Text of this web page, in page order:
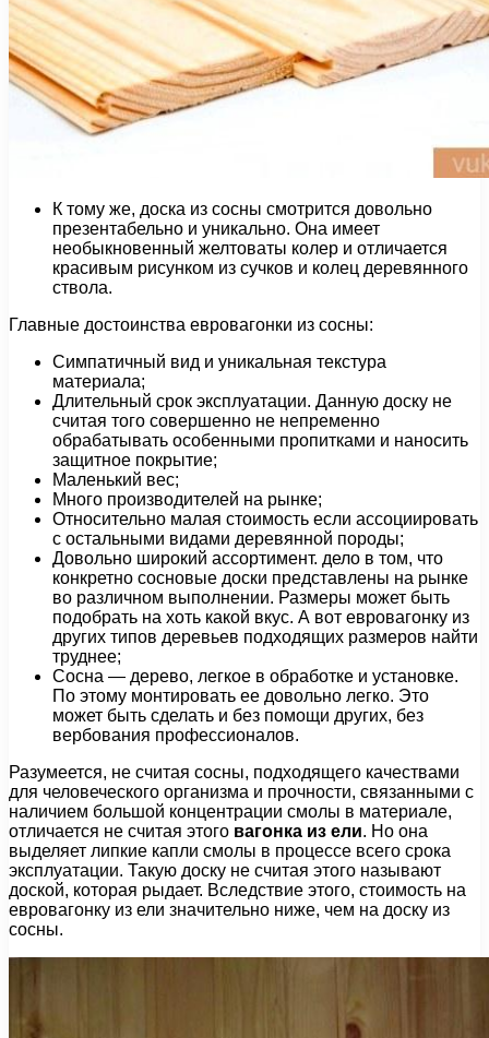
К тому же, доска из сосны смотрится довольно
презентабельно и уникально. Она имеет
необыкновенный желтоваты колер и отличается
красивым рисунком из сучков и колец деревянного
ствола.
Главные достоинства евровагонки из сосны:
Симпатичный вид и уникальная текстура
материала;
Длительный срок эксплуатации. Данную доску не
считая того совершенно не непременно
обрабатывать особенными пропитками и наносить
защитное покрытие;
Маленький вес;
Много производителей на рынке;
Относительно малая стоимость если ассоциировать
с остальными видами деревянной породы;
Довольно широкий ассортимент. дело в том, что
конкретно сосновые доски представлены на рынке
во различном выполнении. Размеры может быть
подобрать на хоть какой вкус. А вот евровагонку из
других типов деревьев подходящих размеров найти
труднее;
Сосна — дерево, легкое в обработке и установке.
По этому монтировать ее довольно легко. Это
может быть сделать и без помощи других, без
вербования профессионалов.
Разумеется, не считая сосны, подходящего качествами
для человеческого организма и прочности, связанными с
наличием большой концентрации смолы в материале,
отличается не считая этого вагонка из ели. Но она
выделяет липкие капли смолы в процессе всего срока
эксплуатации. Такую доску не считая этого называют
доской, которая рыдает. Вследствие этого, стоимость на
евровагонку из ели значительно ниже, чем на доску из
сосны.